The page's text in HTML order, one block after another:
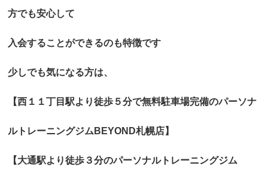
方でも安心して
入会することができるのも特徴です
少しでも気になる方は、
【西１１丁目駅より徒歩５分で無料駐車場完備のパーソナ
ルトレーニングジムBEYOND札幌店】
【大通駅より徒歩３分のパーソナルトレーニングジム